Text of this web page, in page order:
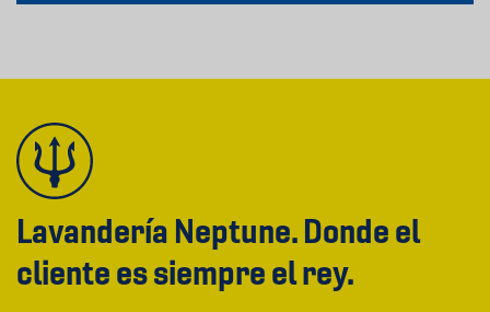
Lavandería Neptune. Donde el
cliente es siempre el rey.